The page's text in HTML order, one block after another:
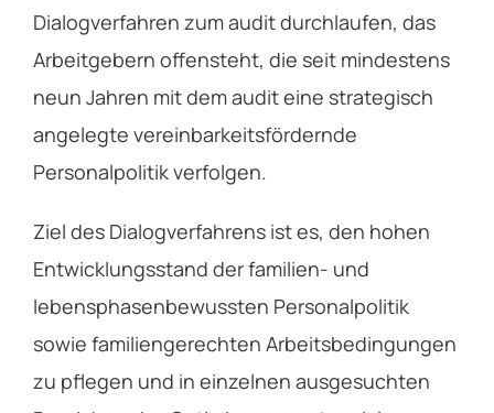
Dialogverfahren zum audit durchlaufen, das
Arbeitgebern offensteht, die seit mindestens
neun Jahren mit dem audit eine strategisch
angelegte vereinbarkeitsfördernde
Personalpolitik verfolgen.
Ziel des Dialogverfahrens ist es, den hohen
Entwicklungsstand der familien- und
lebensphasenbewussten Personalpolitik
sowie familiengerechten Arbeitsbedingungen
zu pflegen und in einzelnen ausgesuchten